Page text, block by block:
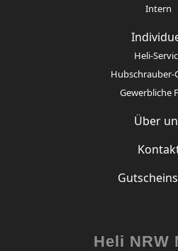
Intern
Heli-
Hubschrauber-
Gewerbliche
Über
Heli NRW